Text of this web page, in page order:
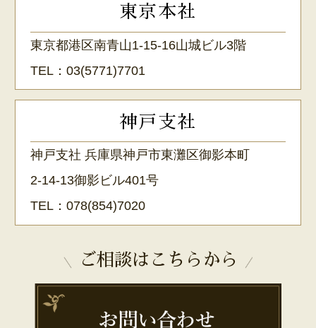
東京本社
東京都港区南青山1-15-16山城ビル3階
TEL：03(5771)7701
神戸支社
神戸支社 兵庫県神戸市東灘区御影本町
2-14-13御影ビル401号
TEL：078(854)7020
ご相談はこちらから